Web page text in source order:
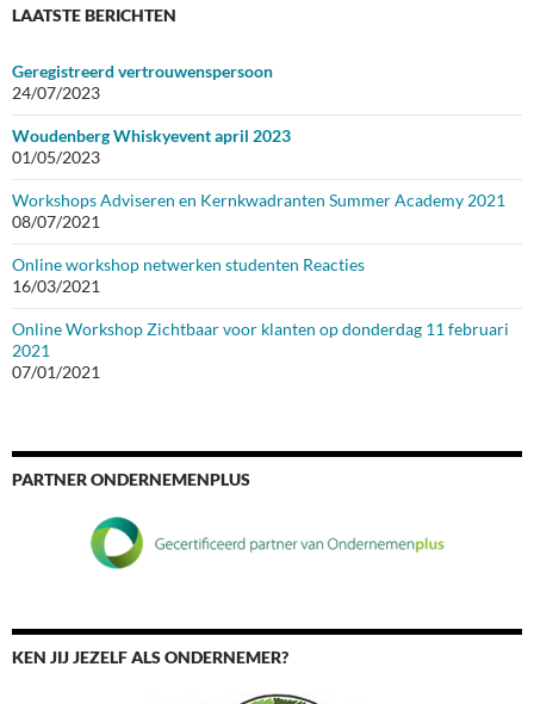
LAATSTE BERICHTEN
Geregistreerd vertrouwenspersoon
24/07/2023
Woudenberg Whiskyevent april 2023
01/05/2023
Workshops Adviseren en Kernkwadranten Summer Academy 2021
08/07/2021
Online workshop netwerken studenten Reacties
16/03/2021
Online Workshop Zichtbaar voor klanten op donderdag 11 februari
2021
07/01/2021
PARTNER ONDERNEMENPLUS
KEN JIJ JEZELF ALS ONDERNEMER?